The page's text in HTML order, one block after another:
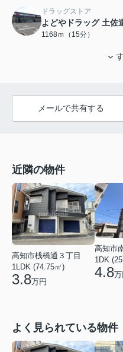
ドラッグストア
よどやドラッグ 土佐
1168ｍ（15分）
メールで共有する
近隣の物件
高知市桟橋通３丁目
1LDK (74.75㎡)
3.8万円
高知市
1DK
4.8万
よく見られている物件